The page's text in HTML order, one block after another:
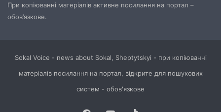
При копіюванні матеріалів активне посилання на портал –
обов’язкове.
Sokal Voice - news about Sokal, Sheptytskyi - при копіюванні
матеріалів посилання на портал, відкрите для пошукових
систем - обов'язкове